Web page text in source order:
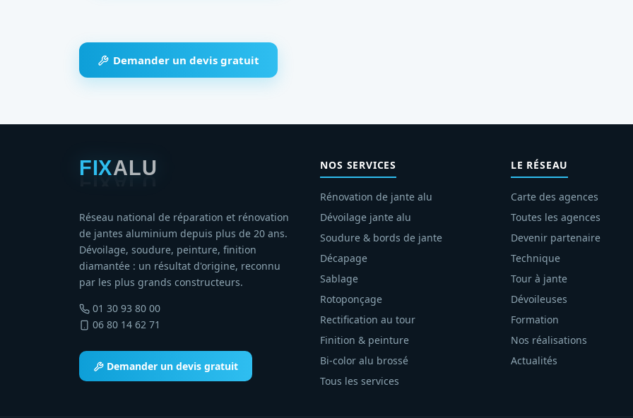
Demander un devis gratuit
Réseau national de réparation et rénovation
de jantes aluminium depuis plus de 20 ans.
Dévoilage, soudure, peinture, finition
diamantée : un résultat d'origine, reconnu
par les plus grands constructeurs.
01 30 93 80 00
06 80 14 62 71
Demander un devis gratuit
NOS SERVICES
Rénovation de jante alu
Dévoilage jante alu
Soudure & bords de jante
Décapage
Sablage
Rotoponçage
Rectification au tour
Finition & peinture
Bi-color alu brossé
Tous les services
LE RÉSEAU
Carte des agences
Toutes les agences
Devenir partenaire
Technique
Tour à jante
Dévoileuses
Formation
Nos réalisations
Actualités